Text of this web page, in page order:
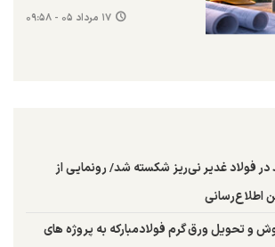
۱۷ مرداد ۰۵ - ۰۹:۵۸
در فولاد غدیر نی‌ریز شکسته شد/ رونمایی از
اطلاع‌رسانی
و تحویل ورق گرم فولادمبارکه به پروژه های